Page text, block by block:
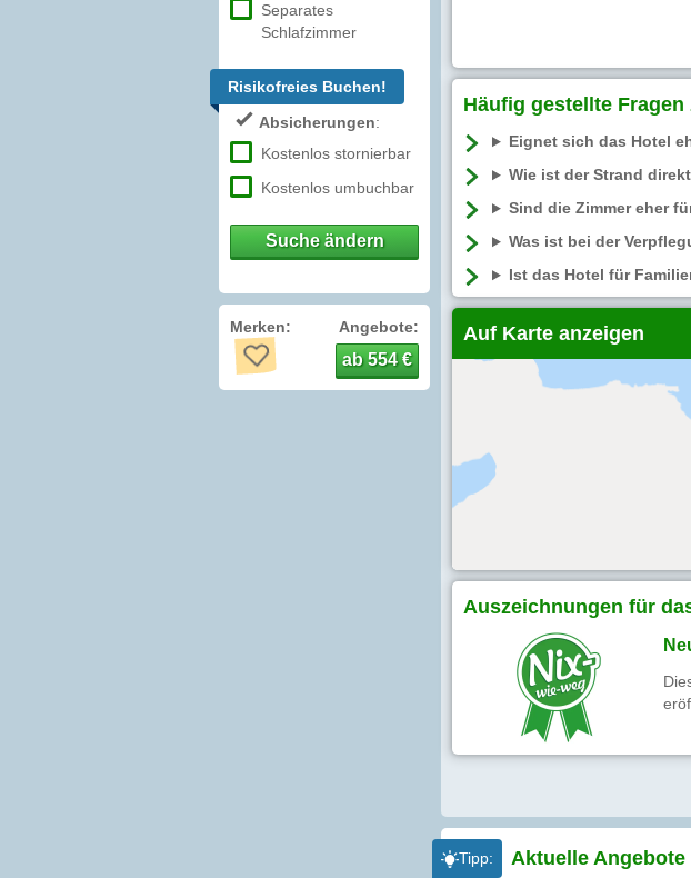
Separates
Schlafzimmer
Risikofreies Buchen!
Absicherungen:
Kostenlos stornierbar
Kostenlos umbuchbar
Suche ändern
Merken: Angebote:
ab 554 €
Häufig gestellte Fragen
Eignet sich das Hotel
Wie ist der Strand
Sind die Zimmer eher
Was ist bei der
Ist das Hotel für
Auf Karte anzeigen
Auszeichnungen für
Tipp: Aktuelle Angebote